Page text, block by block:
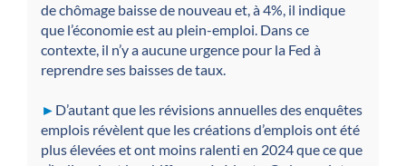
de chômage baisse de nouveau et, à 4%, il indique
que l’économie est au plein-emploi. Dans ce
contexte, il n’y a aucune urgence pour la Fed à
reprendre ses baisses de taux.
► D’autant que les révisions annuelles des enquêtes
emplois révèlent que les créations d’emplois ont été
plus élevées et ont moins ralenti en 2024 que ce que